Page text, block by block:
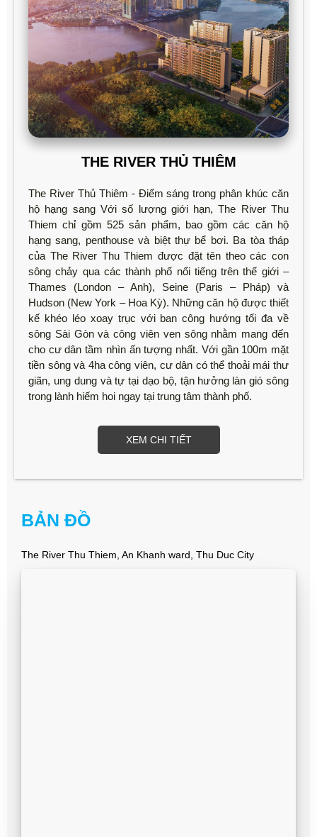
THE RIVER THỦ THIÊM
The River Thủ Thiêm - Điểm sáng trong phân khúc căn
hộ hạng sang Với số lượng giới hạn, The River Thu
Thiem chỉ gồm 525 sản phẩm, bao gồm các căn hộ
hạng sang, penthouse và biệt thự bể bơi. Ba tòa tháp
của The River Thu Thiem được đặt tên theo các con
sông chảy qua các thành phố nổi tiếng trên thế giới –
Thames (London – Anh), Seine (Paris – Pháp) và
Hudson (New York – Hoa Kỳ). Những căn hộ được thiết
kế khéo léo xoay trục với ban công hướng tối đa về
sông Sài Gòn và công viên ven sông nhằm mang đến
cho cư dân tầm nhìn ấn tượng nhất. Với gần 100m mặt
tiền sông và 4ha công viên, cư dân có thể thoải mái thư
giãn, ung dung và tự tại dạo bộ, tận hưởng làn gió sông
trong lành hiếm hoi ngay tại trung tâm thành phố.
XEM CHI TIẾT
BẢN ĐỒ
The River Thu Thiem, An Khanh ward, Thu Duc City